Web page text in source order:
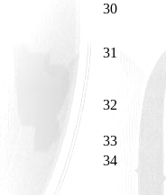
30
31
32
33
34